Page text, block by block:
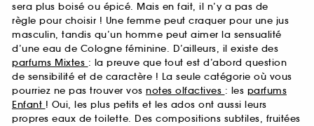
sera plus boisé ou épicé. Mais en fait, il n’y a pas de
règle pour choisir ! Une femme peut craquer pour une jus
masculin, tandis qu’un homme peut aimer la sensualité
d’une eau de Cologne féminine. D’ailleurs, il existe des
parfums Mixtes : la preuve que tout est d’abord question
de sensibilité et de caractère ! La seule catégorie où vous
pourriez ne pas trouver vos notes olfactives : les parfums
Enfant ! Oui, les plus petits et les ados ont aussi leurs
propres eaux de toilette. Des compositions subtiles, fruitées